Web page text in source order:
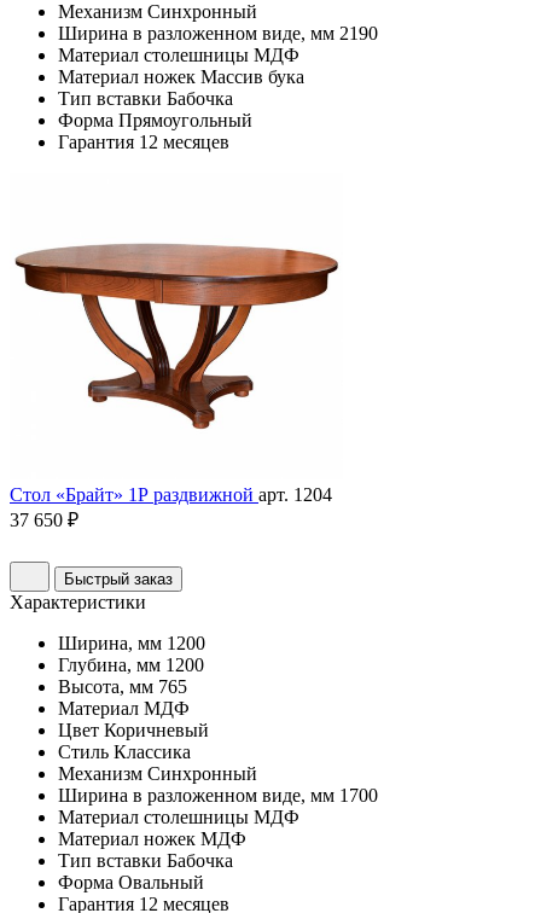
Механизм Синхронный
Ширина в разложенном виде, мм 2190
Материал столешницы МДФ
Материал ножек Массив бука
Тип вставки Бабочка
Форма Прямоугольный
Гарантия 12 месяцев
Стол «Брайт» 1Р раздвижной арт. 1204
37 650 ₽
Быстрый заказ
Характеристики
Ширина, мм 1200
Глубина, мм 1200
Высота, мм 765
Материал МДФ
Цвет Коричневый
Стиль Классика
Механизм Синхронный
Ширина в разложенном виде, мм 1700
Материал столешницы МДФ
Материал ножек МДФ
Тип вставки Бабочка
Форма Овальный
Гарантия 12 месяцев